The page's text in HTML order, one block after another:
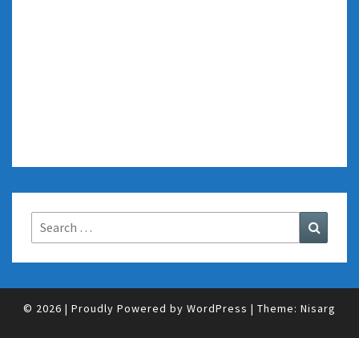
Search
for:
© 2026 | Proudly Powered by WordPress | Theme: Nisarg